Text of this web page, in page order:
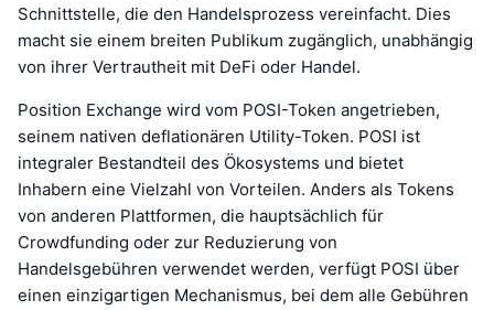
Schnittstelle, die den Handelsprozess vereinfacht. Dies
macht sie einem breiten Publikum zugänglich, unabhängig
von ihrer Vertrautheit mit DeFi oder Handel.
Position Exchange wird vom POSI-Token angetrieben,
seinem nativen deflationären Utility-Token. POSI ist
integraler Bestandteil des Ökosystems und bietet
Inhabern eine Vielzahl von Vorteilen. Anders als Tokens
von anderen Plattformen, die hauptsächlich für
Crowdfunding oder zur Reduzierung von
Handelsgebühren verwendet werden, verfügt POSI über
einen einzigartigen Mechanismus, bei dem alle Gebühren